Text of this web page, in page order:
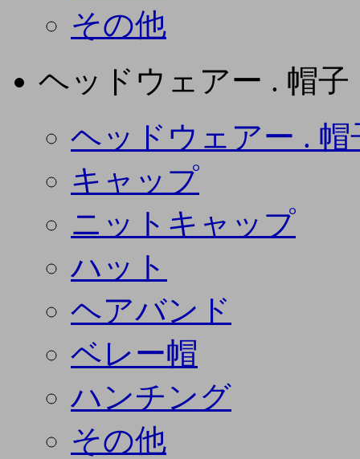
その他
ヘッドウェアー . 帽子
ヘッドウェアー . 帽
キャップ
ニットキャップ
ハット
ヘアバンド
ベレー帽
ハンチング
その他